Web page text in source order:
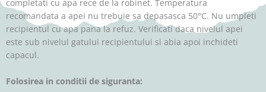
completati cu apa rece de la robinet. Temperatura
recomandata a apei nu trebuie sa depasasca 50°C. Nu umpleti
recipientul cu apa pana la refuz. Verificati daca nivelul apei
este sub nivelul gatului recipientului si abia apoi inchideti
capacul.
Folosirea in conditii de siguranta: